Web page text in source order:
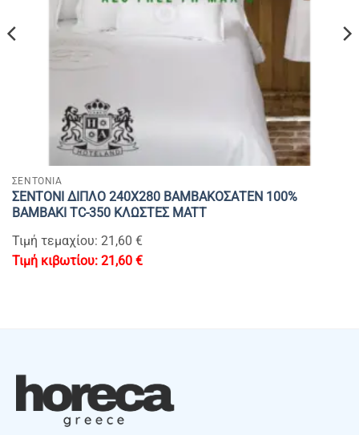
ΣΕΝΤΟΝΙΑ
ΣΕΝΤΟΝΙ ΔΙΠΛΟ 240Χ280 ΒΑΜΒΑΚΟΣΑΤΕΝ 100%
BAMBAKI TC-350 ΚΛΩΣΤΕΣ MATT
Τιμή τεμαχίου: 21,60 €
21,60 €